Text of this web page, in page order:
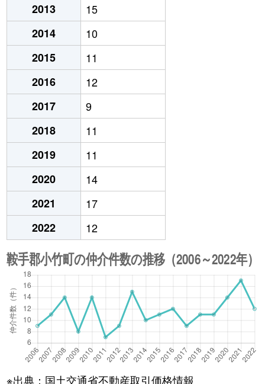
2013
15
2014
10
2015
11
2016
12
2017
9
2018
11
2019
11
2020
14
2021
17
2022
12
※出典：国土交通省不動産取引価格情報